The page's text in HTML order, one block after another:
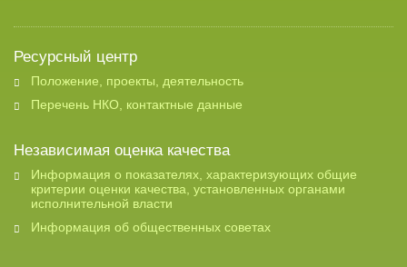
Ресурсный центр
Положение, проекты, деятельность
Перечень НКО, контактные данные
Независимая оценка качества
Информация о показателях, характеризующих общие
критерии оценки качества, установленных органами
исполнительной власти
Информация об общественных советах